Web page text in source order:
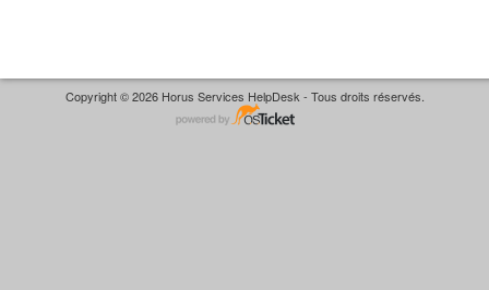
Copyright © 2026 Horus Services HelpDesk - Tous droits réservés.